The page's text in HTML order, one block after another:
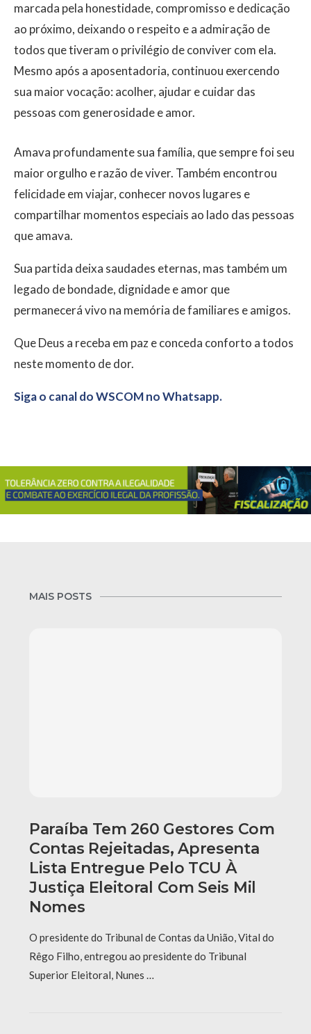
marcada pela honestidade, compromisso e dedicação
ao próximo, deixando o respeito e a admiração de
todos que tiveram o privilégio de conviver com ela.
Mesmo após a aposentadoria, continuou exercendo
sua maior vocação: acolher, ajudar e cuidar das
pessoas com generosidade e amor.
Amava profundamente sua família, que sempre foi seu
maior orgulho e razão de viver. Também encontrou
felicidade em viajar, conhecer novos lugares e
compartilhar momentos especiais ao lado das pessoas
que amava.
Sua partida deixa saudades eternas, mas também um
legado de bondade, dignidade e amor que
permanecerá vivo na memória de familiares e amigos.
Que Deus a receba em paz e conceda conforto a todos
neste momento de dor.
Siga o canal do WSCOM no Whatsapp.
MAIS POSTS
Paraíba Tem 260 Gestores Com
Contas Rejeitadas, Apresenta
Lista Entregue Pelo TCU À
Justiça Eleitoral Com Seis Mil
Nomes
O presidente do Tribunal de Contas da União, Vital do
Rêgo Filho, entregou ao presidente do Tribunal
Superior Eleitoral, Nunes …